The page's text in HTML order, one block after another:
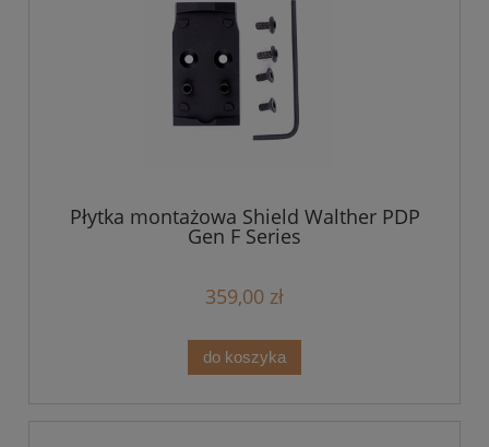
Płytka montażowa Shield Walther PDP
Gen F Series
359,00 zł
do koszyka